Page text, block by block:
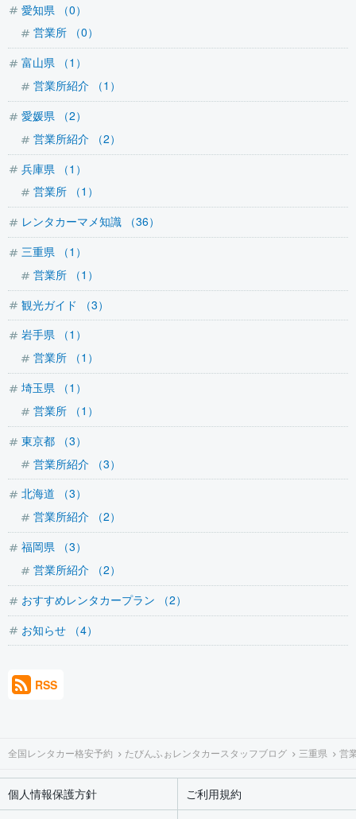
愛知県 （0）
営業所 （0）
富山県 （1）
営業所紹介 （1）
愛媛県 （2）
営業所紹介 （2）
兵庫県 （1）
営業所 （1）
レンタカーマメ知識 （36）
三重県 （1）
営業所 （1）
観光ガイド （3）
岩手県 （1）
営業所 （1）
埼玉県 （1）
営業所 （1）
東京都 （3）
営業所紹介 （3）
北海道 （3）
営業所紹介 （2）
福岡県 （3）
営業所紹介 （2）
おすすめレンタカープラン （2）
お知らせ （4）
RSS
全国レンタカー格安予約 たびんふぉレンタカースタッフブログ 三重県 営
個人情報保護方針
ご利用規約